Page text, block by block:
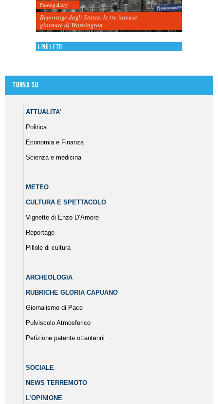
Photogallery
Reportage dagli States: le tre intense
giornate di Washington
I più letti
Torna su
ATTUALITA’
Politica
Economia e Finanza
Scienza e medicina
METEO
CULTURA E SPETTACOLO
Vignette di Enzo D’Amore
Reportage
Pillole di cultura
ARCHEOLOGIA
RUBRICHE GLORIA CAPUANO
Giornalismo di Pace
Pulviscolo Atmosferico
Petizione patente ottantenni
SOCIALE
NEWS TERREMOTO
L’OPINIONE